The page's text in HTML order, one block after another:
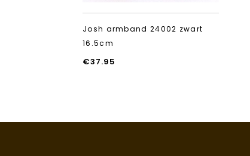
Josh armband 24002 zwart
16.5cm
€37.95